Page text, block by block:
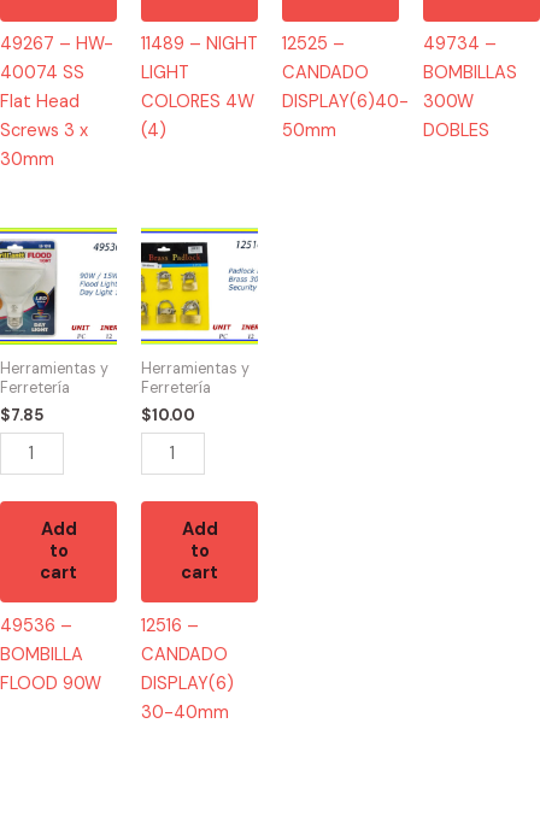
49267 – HW-
40074 SS
Flat Head
Screws 3 x
30mm
11489 – NIGHT
LIGHT
COLORES 4W
(4)
12525 –
CANDADO
DISPLAY(6)40-
50mm
49734 –
BOMBILLAS
300W
DOBLES
Herramientas y
Ferretería
$7.85
49536
-
BOMBILLA
FLOOD
90W
quantity
Add
to
cart
49536 –
BOMBILLA
FLOOD 90W
Herramientas y
Ferretería
$10.00
12516
-
CANDADO
DISPLAY(6)
30-
40mm
quantity
Add
to
cart
12516 –
CANDADO
DISPLAY(6)
30-40mm